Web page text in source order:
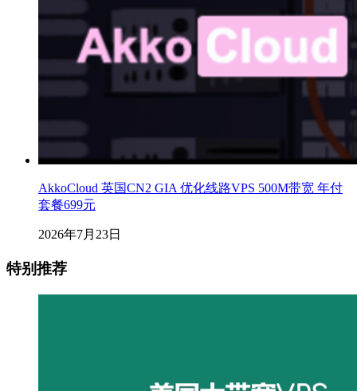
AkkoCloud 英国CN2 GIA 优化线路VPS 500M带宽 年付
套餐699元
2026年7月23日
特别推荐